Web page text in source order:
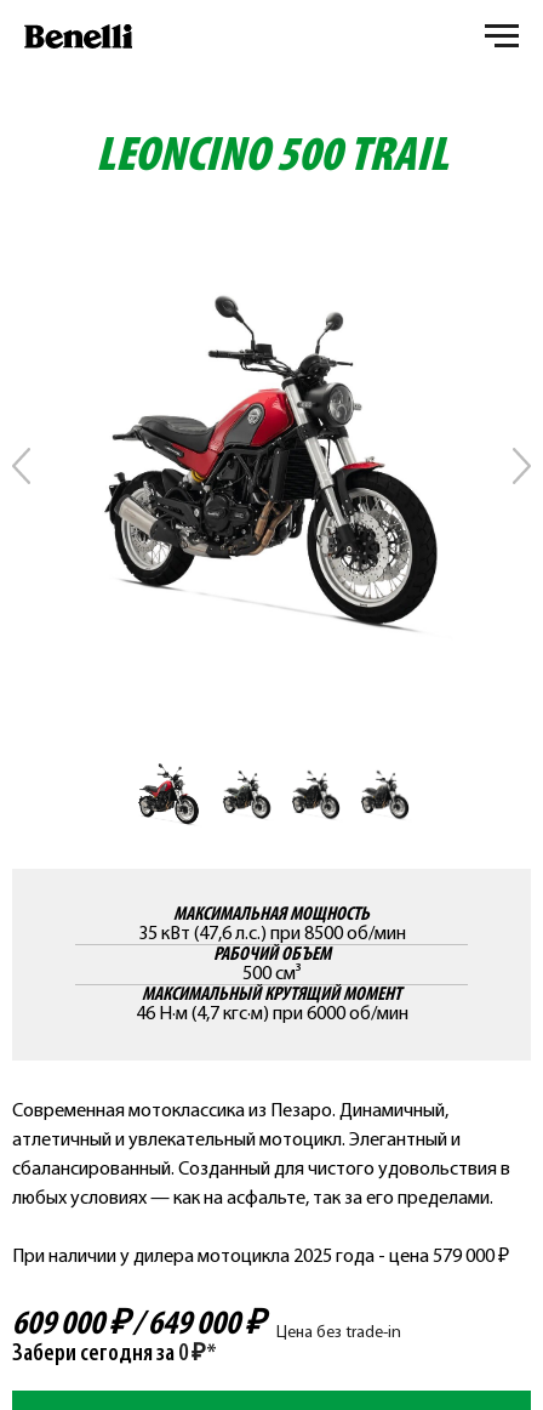
LEONCINO 500 TRAIL
МАКСИМАЛЬНАЯ МОЩНОСТЬ
35 кВт (47,6 л.с.) при 8500 об/мин
РАБОЧИЙ ОБЪЕМ
500 см³
МАКСИМАЛЬНЫЙ КРУТЯЩИЙ МОМЕНТ
46 Н·м (4,7 кгс·м) при 6000 об/мин
Современная мотоклассика из Пезаро. Динамичный,
атлетичный и увлекательный мотоцикл. Элегантный и
сбалансированный. Созданный для чистого удовольствия в
любых условиях — как на асфальте, так за его пределами.
При наличии у дилера мотоцикла 2025 года - цена 579 000₽
609 000 ₽/649 000 ₽ Цена без trade-in
Забери сегодня за 0 ₽*